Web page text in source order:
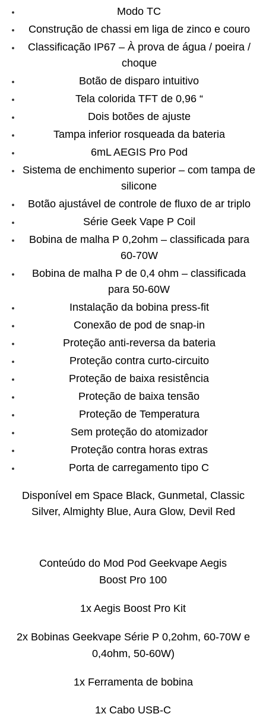
Modo TC
Construção de chassi em liga de zinco e couro
Classificação IP67 – À prova de água / poeira /
choque
Botão de disparo intuitivo
Tela colorida TFT de 0,96 “
Dois botões de ajuste
Tampa inferior rosqueada da bateria
6mL AEGIS Pro Pod
Sistema de enchimento superior – com tampa de
silicone
Botão ajustável de controle de fluxo de ar triplo
Série Geek Vape P Coil
Bobina de malha P 0,2ohm – classificada para
60-70W
Bobina de malha P de 0,4 ohm – classificada
para 50-60W
Instalação da bobina press-fit
Conexão de pod de snap-in
Proteção anti-reversa da bateria
Proteção contra curto-circuito
Proteção de baixa resistência
Proteção de baixa tensão
Proteção de Temperatura
Sem proteção do atomizador
Proteção contra horas extras
Porta de carregamento tipo C
Disponível em Space Black, Gunmetal, Classic
Silver, Almighty Blue, Aura Glow, Devil Red
Conteúdo do Mod Pod Geekvape Aegis
Boost Pro 100
1x Aegis Boost Pro Kit
2x Bobinas Geekvape Série P 0,2ohm, 60-70W e
0,4ohm, 50-60W)
1x Ferramenta de bobina
1x Cabo USB-C